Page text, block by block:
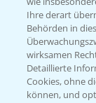
T.+49
Ihre derart
Behörden in
wirksamen
Detaillierte
Cookies, ohne
können, und